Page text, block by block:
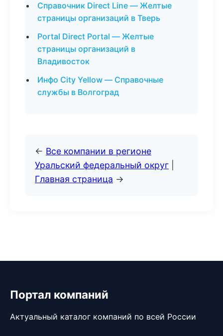
Справочник Direct Line — Желтые
страницы организаций в Тверь
Portal Direct Portal — Желтые
страницы организаций в
Владивосток
Инфо City Yellow — Справочные
службы в Волгоград
← Все компании в регионе
Уральский федеральный округ
Главная страница →
Портал компаний
Актуальный каталог компаний по всей России